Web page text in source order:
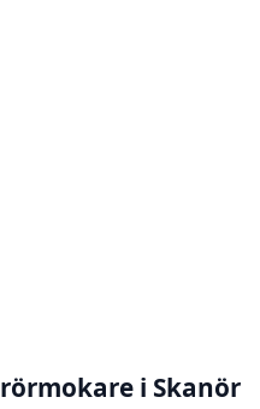
rörmokare i Skanör